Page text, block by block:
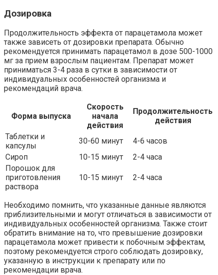
Дозировка
Продолжительность эффекта от парацетамола может
также зависеть от дозировки препарата. Обычно
рекомендуется принимать парацетамол в дозе 500-1000
мг за прием взрослым пациентам. Препарат может
приниматься 3-4 раза в сутки в зависимости от
индивидуальных особенностей организма и
рекомендаций врача.
Форма выпуска
Скорость
начала
действия
Продолжительность
действия
Таблетки и
капсулы
30-60 минут
4-6 часов
Сироп
10-15 минут
2-4 часа
Порошок для
приготовления
раствора
10-15 минут 2-4 часа
Необходимо помнить, что указанные данные являются
приблизительными и могут отличаться в зависимости от
индивидуальных особенностей организма. Также стоит
обратить внимание на то, что превышение дозировки
парацетамола может привести к побочным эффектам,
поэтому рекомендуется строго соблюдать дозировку,
указанную в инструкции к препарату или по
рекомендации врача.